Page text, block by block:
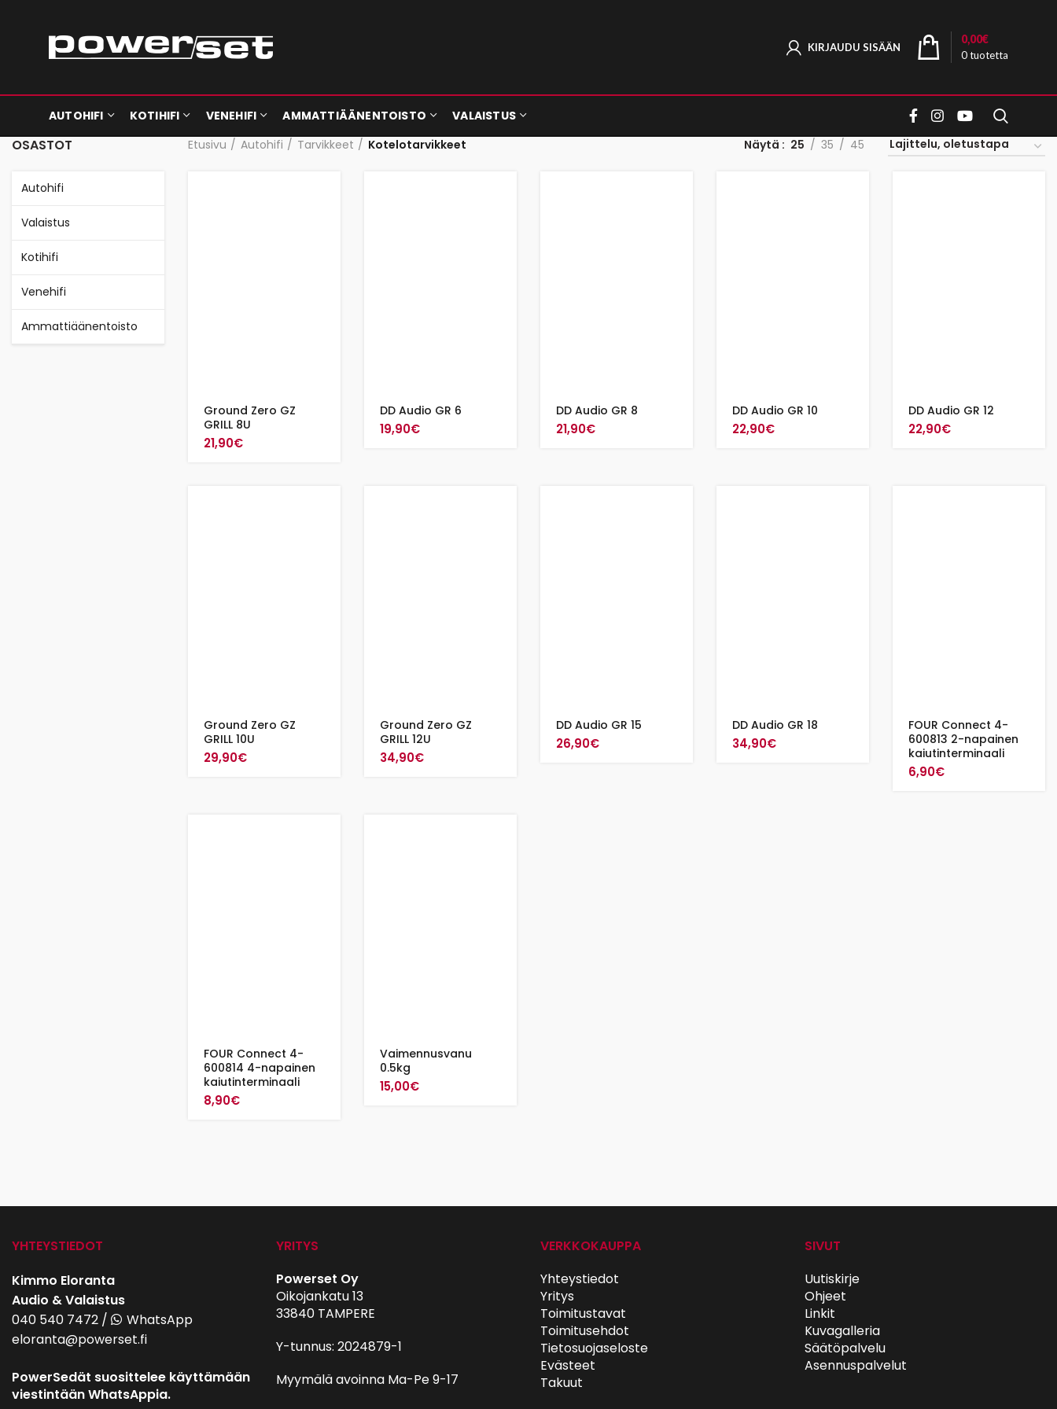
KIRJAUDU SISÄÄN
0tuotetta
0,00€
AUTOHIFI KOTIHIFI VENEHIFI AMMATTIÄÄNENTOISTO VALAISTUS
OSASTOT
Autohifi
Valaistus
Kotihifi
Venehifi
Ammattiäänentoisto
Etusivu Autohifi Tarvikkeet Kotelotarvikkeet Näytä 25 35 45
Ground Zero GZ
GRILL 8U
21,90€
DD Audio GR 6
19,90€
DD Audio GR 8
21,90€
DD Audio GR 10
22,90€
DD Audio GR 12
22,90€
Ground Zero GZ
GRILL 10U
29,90€
Ground Zero GZ
GRILL 12U
34,90€
DD Audio GR 15
26,90€
DD Audio GR 18
34,90€
FOUR Connect 4-
600813 2-napainen
kaiutinterminaali
6,90€
FOUR Connect 4-
600814 4-napainen
kaiutinterminaali
8,90€
Vaimennusvanu
0.5kg
15,00€
YHTEYSTIEDOT
Kimmo Eloranta
Audio & Valaistus
040 540 7472 /
WhatsApp
eloranta@powerset.fi
PowerSedät suosittelee käyttämään
viestintään WhatsAppia.
YRITYS
Powerset Oy
Oikojankatu 13
33840 TAMPERE
Y-tunnus: 2024879-1
Myymälä avoinna Ma-Pe 9-17
VERKKOKAUPPA
Yhteystiedot
Yritys
Toimitustavat
Toimitusehdot
Tietosuojaseloste
Evästeet
Takuut
SIVUT
Uutiskirje
Ohjeet
Linkit
Kuvagalleria
Säätöpalvelu
Asennuspalvelut